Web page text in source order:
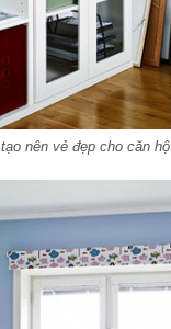
nên vẻ đẹp cho căn hộ